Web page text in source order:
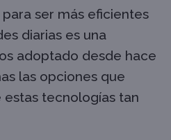
ser más eficientes
diarias es una
adoptado desde hace
las opciones que
tecnologías tan